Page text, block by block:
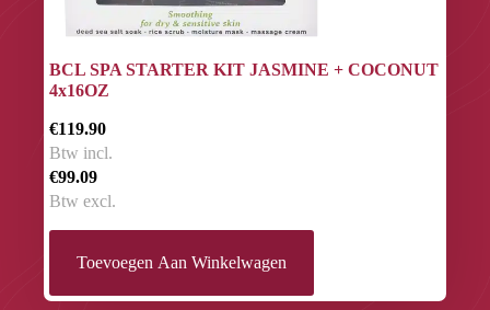
BCL SPA STARTER KIT JASMINE + COCONUT
4x16OZ
€119.90
Btw incl.
€99.09
Btw excl.
Toevoegen Aan Winkelwagen